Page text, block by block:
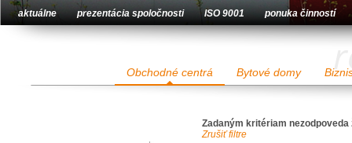
aktuálne prezentácia spoločnosti ISO 9001 ponuka činností
Obchodné centrá Bytové domy
Zadaným kritériam nezodpoveda
Zrušiť filtre